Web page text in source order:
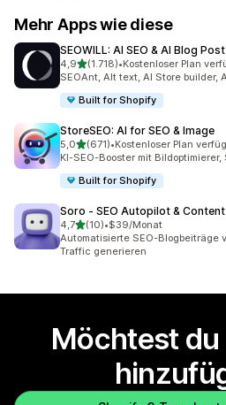
Mehr Apps wie diese
SEOWILL: AI SEO & AI Blog Post
4,9von 5 Sternen
(1.718)
1718 Rezensionen insgesamt
•Kostenloser Plan
SEOAnt, Alt text, AI Store builder,
Built for Shopify
StoreSEO: AI for SEO & Image
5,0von 5 Sternen
(671)
671 Rezensionen insgesamt
•Kostenloser Plan
KI-SEO-Booster mit
Built for Shopify
Soro ‑ SEO Autopilot & Content
4,7von 5 Sternen
(10)
10 Rezensionen insgesamt
•$39/Monat
Automatisierte SEO-Blogbeiträge
Traffic generieren
Möchtest